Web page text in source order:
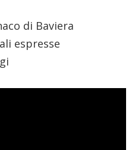
di Baviera
espresse